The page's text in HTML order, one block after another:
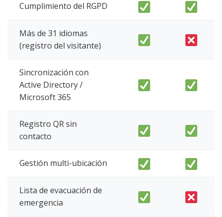
Cumplimiento del RGPD
Más de 31 idiomas
(registro del visitante)
Sincronización con
Active Directory /
Microsoft 365
Registro QR sin
contacto
Gestión multi-ubicación
Lista de evacuación de
emergencia